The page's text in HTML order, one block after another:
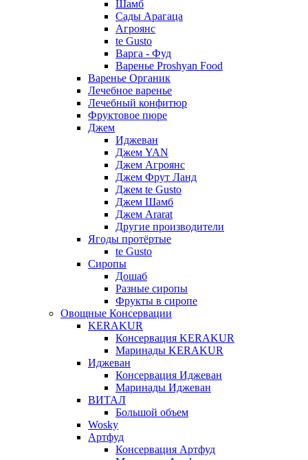
Шамб
Сады Арагаца
Агроянс
te Gusto
Варга - Фуд
Варенье Proshyan Food
Варенье Органик
Лечебное варенье
Лечебный конфитюр
Фруктовое пюре
Джем
Иджеван
Джем YAN
Джем Агроянс
Джем Фрут Ланд
Джем te Gusto
Джем Шамб
Джем Ararat
Другие производители
Ягоды протёртые
te Gusto
Сиропы
Дошаб
Разные сиропы
Фрукты в сиропе
Овощные Консервации
KERAKUR
Консервация KERAKUR
Маринады KERAKUR
Иджеван
Консервация Иджеван
Маринады Иджеван
ВИТАЛ
Большой объем
Wosky
Артфуд
Консервация Артфуд